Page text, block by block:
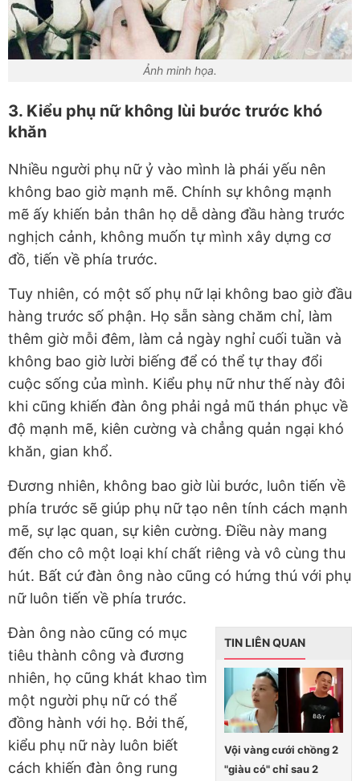
Ảnh minh họa.
3. Kiểu phụ nữ không lùi bước trước khó
khăn
Nhiều người phụ nữ ỷ vào mình là phái yếu nên
không bao giờ mạnh mẽ. Chính sự không mạnh
mẽ ấy khiến bản thân họ dễ dàng đầu hàng trước
nghịch cảnh, không muốn tự mình xây dựng cơ
đồ, tiến về phía trước.
Tuy nhiên, có một số phụ nữ lại không bao giờ đầu
hàng trước số phận. Họ sẵn sàng chăm chỉ, làm
thêm giờ mỗi đêm, làm cả ngày nghỉ cuối tuần và
không bao giờ lười biếng để có thể tự thay đổi
cuộc sống của mình. Kiểu phụ nữ như thế này đôi
khi cũng khiến đàn ông phải ngả mũ thán phục về
độ mạnh mẽ, kiên cường và chẳng quản ngại khó
khăn, gian khổ.
Đương nhiên, không bao giờ lùi bước, luôn tiến về
phía trước sẽ giúp phụ nữ tạo nên tính cách mạnh
mẽ, sự lạc quan, sự kiên cường. Điều này mang
đến cho cô một loại khí chất riêng và vô cùng thu
hút. Bất cứ đàn ông nào cũng có hứng thú với phụ
nữ luôn tiến về phía trước.
TIN LIÊN QUAN
Vội vàng cưới chồng 2
"giàu có" chỉ sau 2
Đàn ông nào cũng có mục
tiêu thành công và đương
nhiên, họ cũng khát khao tìm
một người phụ nữ có thể
đồng hành với họ. Bởi thế,
kiểu phụ nữ này luôn biết
cách khiến đàn ông rung